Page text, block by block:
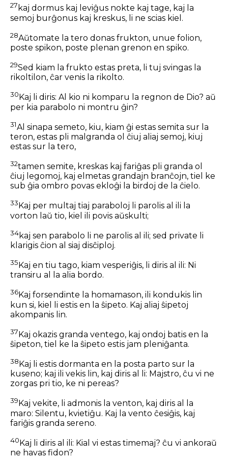
27 kaj dormus kaj leviĝus nokte kaj tage, kaj la
semoj burĝonus kaj kreskus, li ne scias kiel.
28Aŭtomate la tero donas frukton, unue folion,
poste spikon, poste plenan grenon en spiko.
29Sed kiam la frukto estas preta, li tuj svingas la
rikoltilon, ĉar venis la rikolto.
30 Kaj li diris: Al kio ni komparu la regnon de Dio? aŭ
per kia parabolo ni montru ĝin?
31Al sinapa semeto, kiu, kiam ĝi estas semita sur la
teron, estas pli malgranda ol ĉiuj aliaj semoj, kiuj
estas sur la tero,
32tamen semite, kreskas kaj fariĝas pli granda ol
ĉiuj legomoj, kaj elmetas grandajn branĉojn, tiel ke
sub ĝia ombro povas ekloĝi la birdoj de la ĉielo.
33 Kaj per multaj tiaj paraboloj li parolis al ili la
vorton laŭ tio, kiel ili povis aŭskulti;
34kaj sen parabolo li ne parolis al ili; sed private li
klarigis ĉion al siaj disĉiploj.
35 Kaj en tiu tago, kiam vesperiĝis, li diris al ili: Ni
transiru al la alia bordo.
36Kaj forsendinte la homamason, ili kondukis lin
kun si, kiel li estis en la ŝipeto. Kaj aliaj ŝipetoj
akompanis lin.
37Kaj okazis granda ventego, kaj ondoj batis en la
ŝipeton, tiel ke la ŝipeto estis jam pleniĝanta.
38 Kaj li estis dormanta en la posta parto sur la
kuseno; kaj ili vekis lin, kaj diris al li: Majstro, ĉu vi ne
zorgas pri tio, ke ni pereas?
39 Kaj vekite, li admonis la venton, kaj diris al la
maro: Silentu, kvietiĝu. Kaj la vento ĉesiĝis, kaj
fariĝis granda sereno.
40Kaj li diris al ili: Kial vi estas timemaj? ĉu vi ankoraŭ
ne havas fidon?